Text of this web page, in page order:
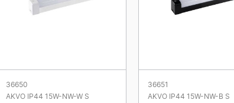
36650
AKVO IP44 15W-NW-W S
36651
AKVO IP44 15W-NW-B S